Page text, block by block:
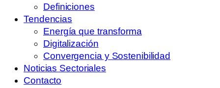
Definiciones
Tendencias
Energía que transforma
Digitalización
Convergencia y Sostenibilidad
Noticias Sectoriales
Contacto